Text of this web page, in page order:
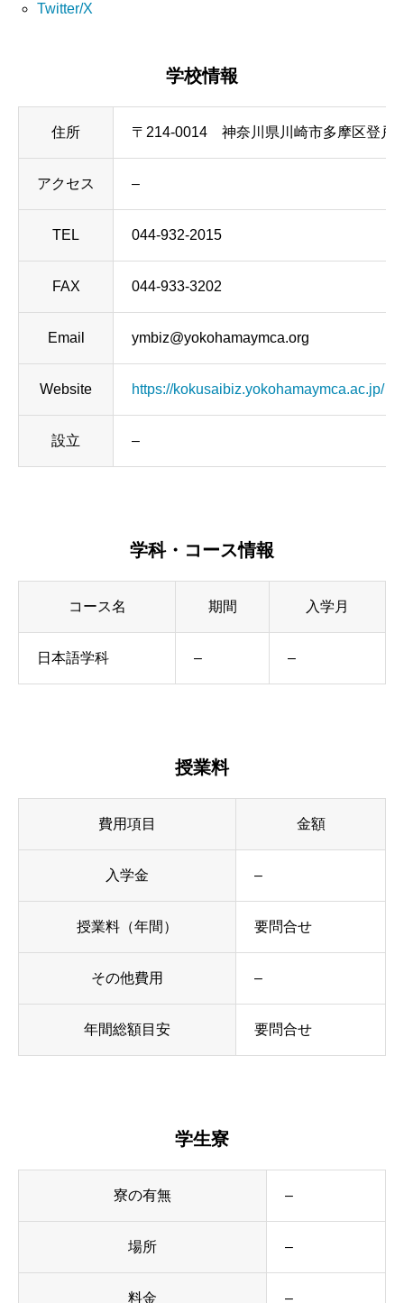
Twitter/X
学校情報
住所 〒214-0014 神奈川県川崎市多摩区登戸
アクセス –
TEL 044-932-2015
FAX 044-933-3202
Email ymbiz@yokohamaymca.org
Website https://kokusaibiz.yokohamaymca.ac.jp/
設立 –
学科・コース情報
コース名 期間 入学月
日本語学科 – –
授業料
費用項目 金額
入学金 –
授業料（年間） 要問合せ
その他費用 –
年間総額目安 要問合せ
学生寮
寮の有無 –
場所 –
料金 –